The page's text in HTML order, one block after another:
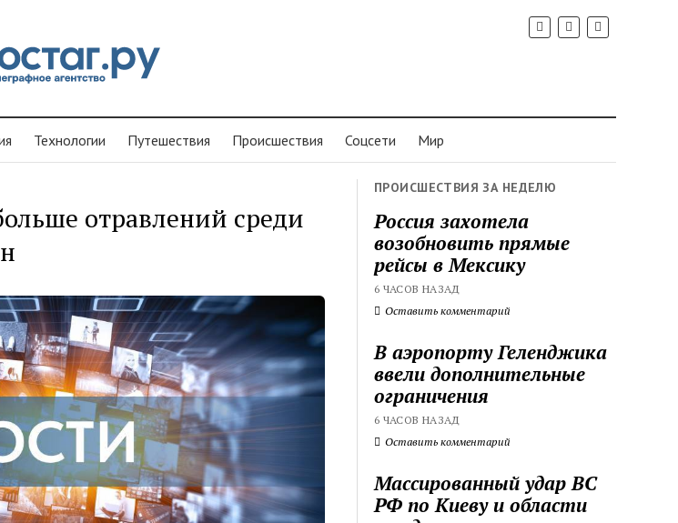
Технологии Путешествия Проиcшествия Соцсети Мир
отравлений среди
ПРОИСШЕСТВИЯ ЗА НЕДЕЛЮ
Россия захотела
возобновить прямые
рейсы в Мексику
6 ЧАСОВ НАЗАД
Оставить комментарий
В аэропорту Геленджика
ввели дополнительные
ограничения
6 ЧАСОВ НАЗАД
Оставить комментарий
Массированный удар ВС
РФ по Киеву и области